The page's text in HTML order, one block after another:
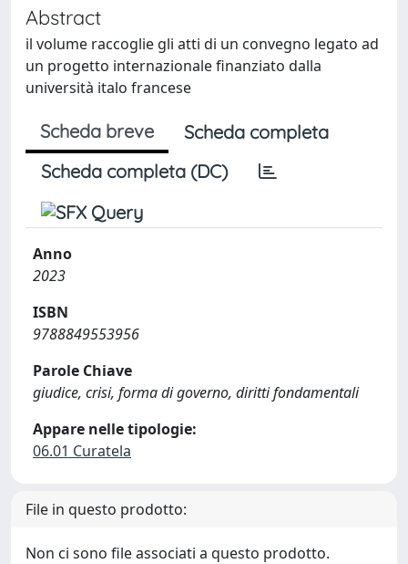
Abstract
il volume raccoglie gli atti di un convegno legato ad
un progetto internazionale finanziato dalla
università italo francese
Scheda breve
Scheda completa
Scheda completa (DC)
Anno
2023
ISBN
9788849553956
Parole Chiave
giudice, crisi, forma di governo, diritti fondamentali
Appare nelle tipologie:
06.01 Curatela
File in questo prodotto:
Non ci sono file associati a questo prodotto.